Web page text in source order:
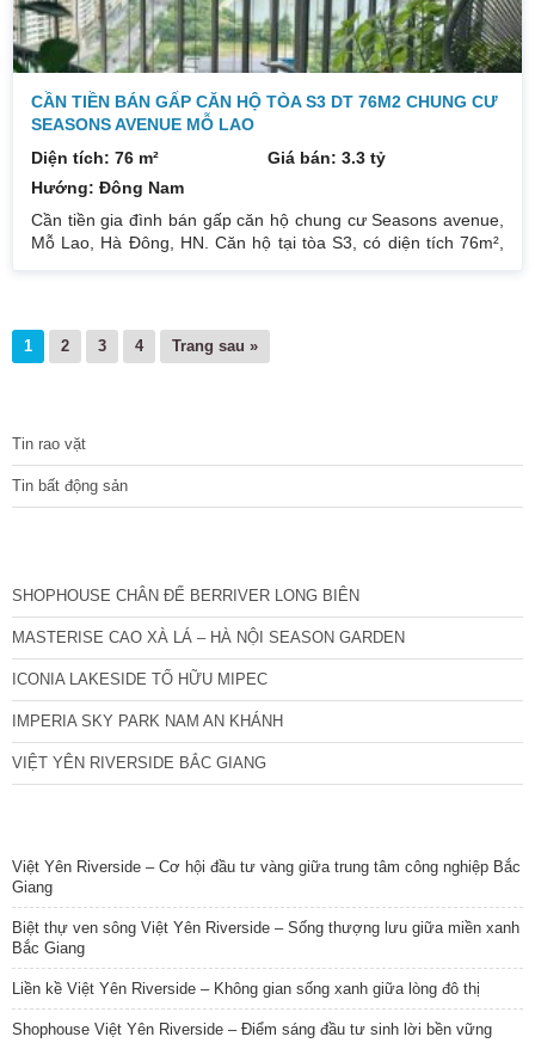
CẦN TIỀN BÁN GẤP CĂN HỘ TÒA S3 DT 76M2 CHUNG CƯ
SEASONS AVENUE MỖ LAO
Diện tích: 76 m²
Giá bán: 3.3 tỷ
Hướng: Đông Nam
Cần tiền gia đình bán gấp căn hộ chung cư Seasons avenue,
Mỗ Lao, Hà Đông, HN. Căn hộ tại tòa S3, có diện tích 76m²,
nội thất gắn tường. Giá bán: 3,3x tỷ (có thương lượng khi
người mua quyết nhanh). Hiện tại em đang cầm chìa
1 2 3 4 Trang sau »
Tin rao vặt
Tin bất động sản
SHOPHOUSE CHÂN ĐẾ BERRIVER LONG BIÊN
MASTERISE CAO XÀ LÁ – HÀ NỘI SEASON GARDEN
ICONIA LAKESIDE TỐ HỮU MIPEC
IMPERIA SKY PARK NAM AN KHÁNH
VIỆT YÊN RIVERSIDE BẮC GIANG
Việt Yên Riverside – Cơ hội đầu tư vàng giữa trung tâm công nghiệp Bắc
Giang
Biệt thự ven sông Việt Yên Riverside – Sống thượng lưu giữa miền xanh
Bắc Giang
Liền kề Việt Yên Riverside – Không gian sống xanh giữa lòng đô thị
Shophouse Việt Yên Riverside – Điểm sáng đầu tư sinh lời bền vững